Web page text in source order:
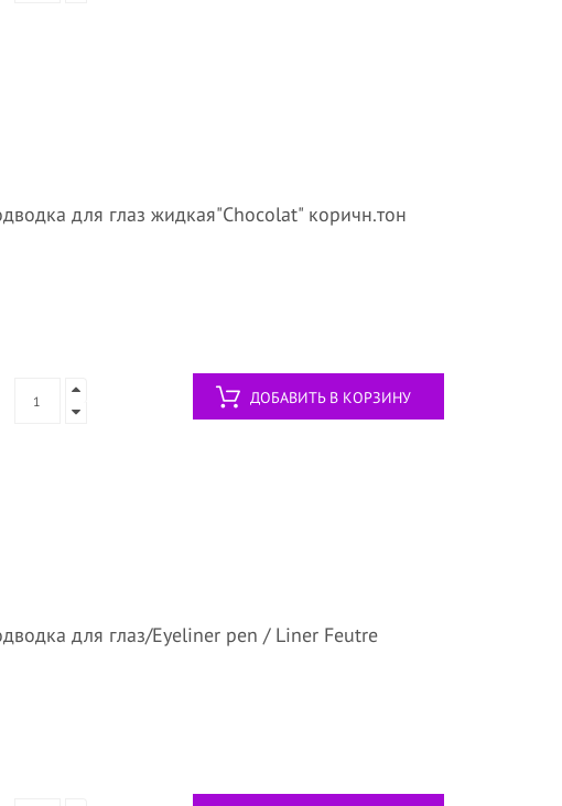
для глаз жидкая"Chocolat" коричн.тон
ДОБАВИТЬ В КОРЗИНУ
для глаз/Eyeliner pen / Liner Feutre